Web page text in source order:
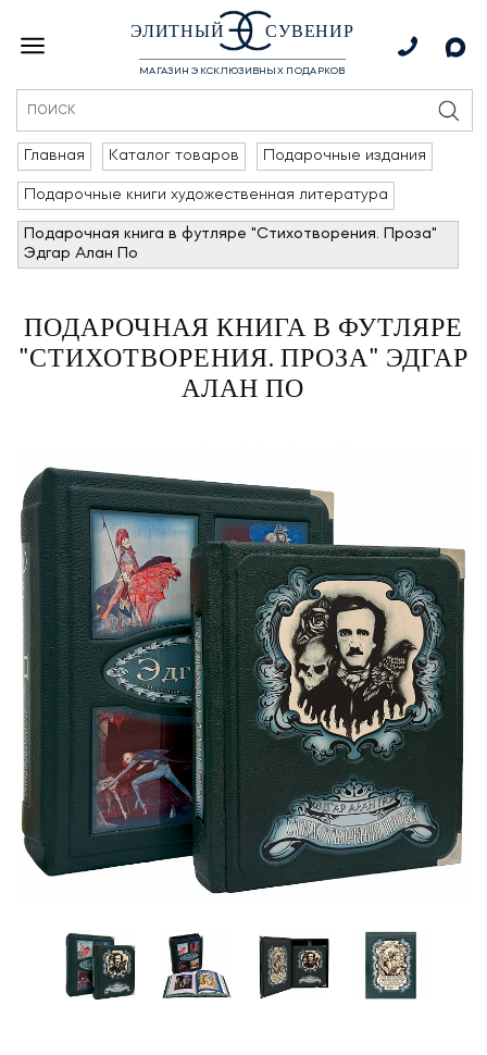
ЭЛИТНЫЙ СУВЕНИР
МАГАЗИН ЭКСКЛЮЗИВНЫХ ПОДАРКОВ
Главная Каталог товаров Подарочные издания
Подарочные книги художественная литература
Подарочная книга в футляре "Стихотворения. Проза"
Эдгар Алан По
ПОДАРОЧНАЯ КНИГА В ФУТЛЯРЕ
"СТИХОТВОРЕНИЯ. ПРОЗА" ЭДГАР
АЛАН ПО